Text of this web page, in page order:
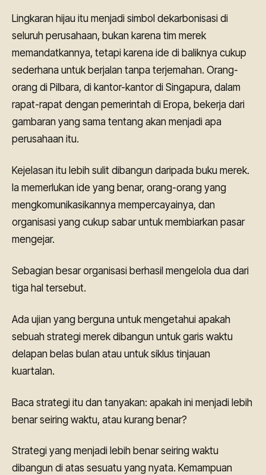
Lingkaran hijau itu menjadi simbol dekarbonisasi di
seluruh perusahaan, bukan karena tim merek
memandatkannya, tetapi karena ide di baliknya cukup
sederhana untuk berjalan tanpa terjemahan. Orang-
orang di Pilbara, di kantor-kantor di Singapura, dalam
rapat-rapat dengan pemerintah di Eropa, bekerja dari
gambaran yang sama tentang akan menjadi apa
perusahaan itu.
Kejelasan itu lebih sulit dibangun daripada buku merek.
Ia memerlukan ide yang benar, orang-orang yang
mengkomunikasikannya mempercayainya, dan
organisasi yang cukup sabar untuk membiarkan pasar
mengejar.
Sebagian besar organisasi berhasil mengelola dua dari
tiga hal tersebut.
Ada ujian yang berguna untuk mengetahui apakah
sebuah strategi merek dibangun untuk garis waktu
delapan belas bulan atau untuk siklus tinjauan
kuartalan.
Baca strategi itu dan tanyakan: apakah ini menjadi lebih
benar seiring waktu, atau kurang benar?
Strategi yang menjadi lebih benar seiring waktu
dibangun di atas sesuatu yang nyata. Kemampuan